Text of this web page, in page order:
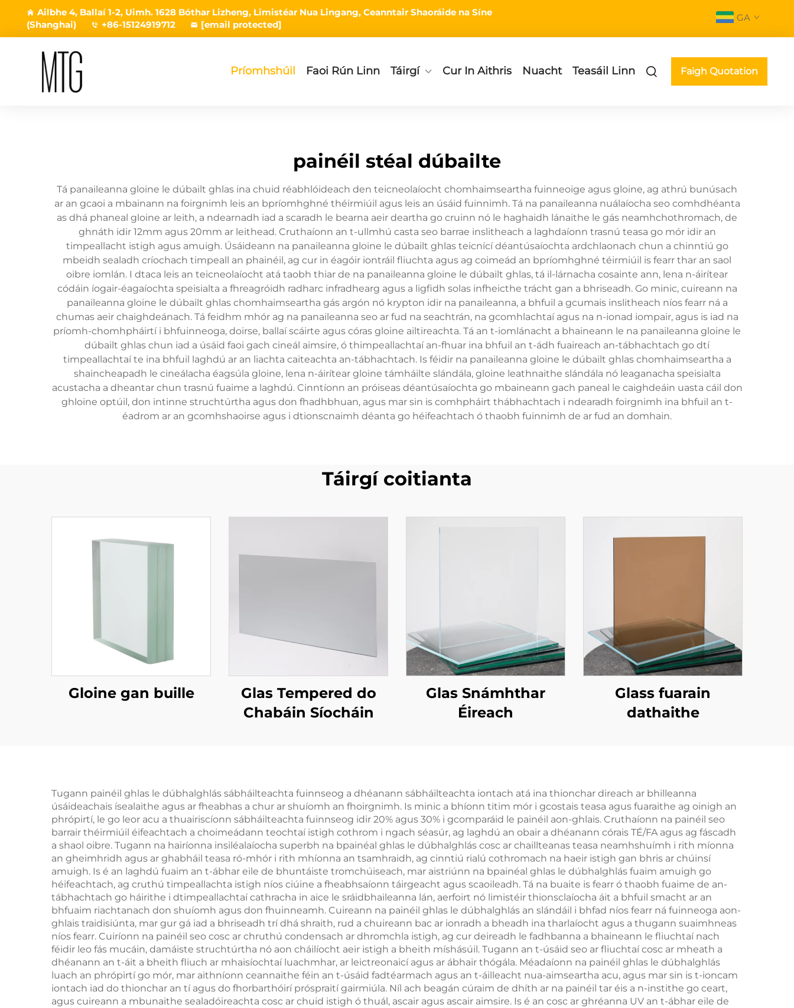
Ailbhe 4, Ballaí 1-2, Uimh. 1628 Bóthar Lizheng, Limistéar Nua Lingang, Ceanntair Shaoráide na Síne
(Shanghai)
+86-15124919712 [email protected]
GA
Príomhshúil Faoi Rún Linn Táirgí Cur In Aithris Nuacht Teasáil Linn Faigh Quotation
painéil stéal dúbailte
Tá panaileanna gloine le dúbailt ghlas ina chuid réabhlóideach den teicneolaíocht chomhaimseartha fuinneoige agus gloine, ag athrú bunúsach
ar an gcaoi a mbainann na foirgnimh leis an bpríomhghné théirmiúil agus leis an úsáid fuinnimh. Tá na panaileanna nuálaíocha seo comhdhéanta
as dhá phaneal gloine ar leith, a ndearnadh iad a scaradh le bearna aeir deartha go cruinn nó le haghaidh lánaithe le gás neamhchothromach, de
ghnáth idir 12mm agus 20mm ar leithead. Cruthaíonn an t-ullmhú casta seo barrae inslitheach a laghdaíonn trasnú teasa go mór idir an
timpeallacht istigh agus amuigh. Úsáideann na panaileanna gloine le dúbailt ghlas teicnící déantúsaíochta ardchlaonach chun a chinntiú go
mbeidh sealadh críochach timpeall an phainéil, ag cur in éagóir iontráil fliuchta agus ag coimeád an bpríomhghné téirmiúil is fearr thar an saol
oibre iomlán. I dtaca leis an teicneolaíocht atá taobh thiar de na panaileanna gloine le dúbailt ghlas, tá il-lárnacha cosainte ann, lena n-áirítear
códáin íogair-éagaíochta speisialta a fhreagróidh radharc infradhearg agus a ligfidh solas infheicthe trácht gan a bhriseadh. Go minic, cuireann na
panaileanna gloine le dúbailt ghlas chomhaimseartha gás argón nó krypton idir na panaileanna, a bhfuil a gcumais inslitheach níos fearr ná a
chumas aeir chaighdeánach. Tá feidhm mhór ag na panaileanna seo ar fud na seachtrán, na gcomhlachtaí agus na n-ionad iompair, agus is iad na
príomh-chomhpháirtí i bhfuinneoga, doirse, ballaí scáirte agus córas gloine ailtireachta. Tá an t-iomlánacht a bhaineann le na panaileanna gloine le
dúbailt ghlas chun iad a úsáid faoi gach cineál aimsire, ó thimpeallachtaí an-fhuar ina bhfuil an t-ádh fuaireach an-tábhachtach go dtí
timpeallachtaí te ina bhfuil laghdú ar an liachta caiteachta an-tábhachtach. Is féidir na panaileanna gloine le dúbailt ghlas chomhaimseartha a
shaincheapadh le cineálacha éagsúla gloine, lena n-áirítear gloine támháilte slándála, gloine leathnaithe slándála nó leaganacha speisialta
acustacha a dheantar chun trasnú fuaime a laghdú. Cinntíonn an próiseas déantúsaíochta go mbaineann gach paneal le caighdeáin uasta cáil don
ghloine optúil, don intinne struchtúrtha agus don fhadhbhuan, agus mar sin is comhpháirt thábhachtach i ndearadh foirgnimh ina bhfuil an t-
éadrom ar an gcomhshaoirse agus i dtionscnaimh déanta go héifeachtach ó thaobh fuinnimh de ar fud an domhain.
Táirgí coitianta
Gloine gan buille
Glas Tempered do
Chabáin Síocháin
Glas Snámhthar
Éireach
Glass fuarain
dathaithe
Tugann painéil ghlas le dúbhalghlás sábháilteachta fuinnseog a dhéanann sábháilteachta iontach atá ina thionchar direach ar bhilleanna
úsáideachais ísealaithe agus ar fheabhas a chur ar shuíomh an fhoirgnimh. Is minic a bhíonn titim mór i gcostais teasa agus fuaraithe ag oinigh an
phrópirtí, le go leor acu a thuairiscíonn sábháilteachta fuinnseog idir 20% agus 30% i gcomparáid le painéil aon-ghlais. Cruthaíonn na painéil seo
barrair théirmiúil éifeachtach a choimeádann teochtaí istigh cothrom i ngach séasúr, ag laghdú an obair a dhéanann córais TÉ/FA agus ag fáscadh
a shaol oibre. Tugann na hairíonna insiléalaíocha superbh na bpainéal ghlas le dúbhalghlás cosc ar chaillteanas teasa neamhshuímh i rith míonna
an gheimhridh agus ar ghabháil teasa ró-mhór i rith mhíonna an tsamhraidh, ag cinntiú rialú cothromach na haeir istigh gan bhris ar chúinsí
amuigh. Is é an laghdú fuaim an t-ábhar eile de bhuntáiste tromchúiseach, mar aistriúnn na bpainéal ghlas le dúbhalghlás fuaim amuigh go
héifeachtach, ag cruthú timpeallachta istigh níos ciúine a fheabhsaíonn táirgeacht agus scaoileadh. Tá na buaite is fearr ó thaobh fuaime de an-
tábhachtach go háirithe i dtimpeallachtaí cathracha in aice le sráidbhaileanna lán, aerfoirt nó limistéir thionsclaíocha áit a bhfuil smacht ar an
bhfuaim riachtanach don shuíomh agus don fhuinneamh. Cuireann na painéil ghlas le dúbhalghlás an slándáil i bhfad níos fearr ná fuinneoga aon-
ghlais traidisiúnta, mar gur gá iad a bhriseadh trí dhá shraith, rud a chuireann bac ar ionradh a bheadh ina tharlaíocht agus a thugann suaimhneas
níos fearr. Cuiríonn na painéil seo cosc ar chruthú condensach ar dhromchla istigh, ag cur deireadh le fadhbanna a bhaineann le fliuchtaí nach
féidir leo fás mucáin, damáiste struchtúrtha nó aon cháilíocht aeir istigh a bheith míshásúil. Tugann an t-úsáid seo ar fliuchtaí cosc ar mheath a
dhéanann an t-áit a bheith fliuch ar mhaisíochtaí luachmhar, ar leictreonaicí agus ar ábhair thógála. Méadaíonn na painéil ghlas le dúbhalghlás
luach an phrópirtí go mór, mar aithníonn ceannaithe féin an t-úsáid fadtéarmach agus an t-áilleacht nua-aimseartha acu, agus mar sin is t-ioncam
iontach iad do thionchar an tí agus do fhorbarthóirí próspraití gairmiúla. Níl ach beagán cúraim de dhíth ar na painéil tar éis a n-instithe go ceart,
agus cuireann a mbunaithe sealadóireachta cosc ar chuid istigh ó thuál, ascair agus ascair aimsire. Is é an cosc ar ghréanna UV an t-ábhar eile de